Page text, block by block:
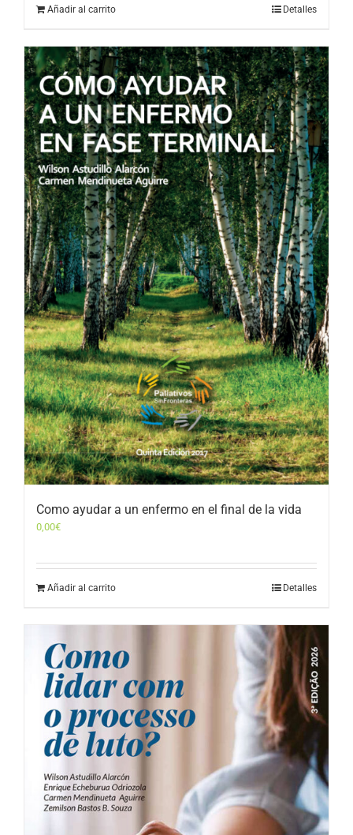
Añadir al carrito Detalles
Como ayudar a un enfermo en el final de la vida
0,00€
Añadir al carrito Detalles